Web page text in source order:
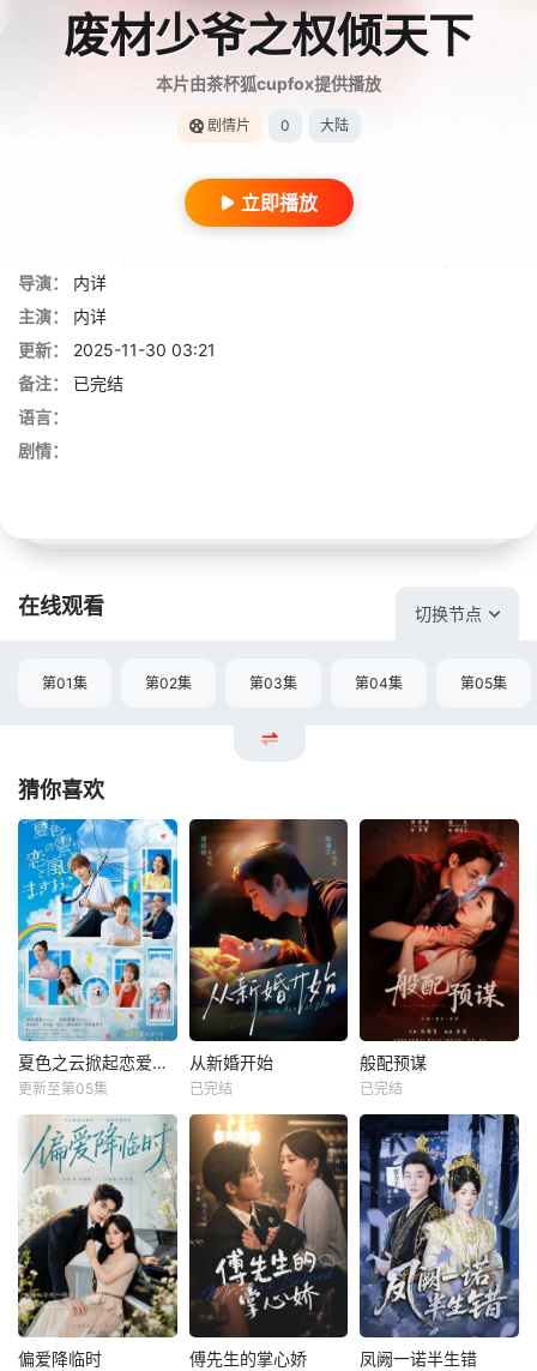
废材少爷之权倾天下
本片由茶杯狐cupfox提供播放
剧情片 0 大陆
立即播放
导演：
内详
主演：
内详
更新：
2025-11-30 03:21
备注：
已完结
语言：
剧情：
在线观看 切换节点
第01集 第02集 第03集 第04集 第05集
猜你喜欢
夏色之云掀起恋爱与风暴
更新至第05集
从新婚开始
已完结
般配预谋
已完结
偏爱降临时 傅先生的掌心娇 凤阙一诺半生错